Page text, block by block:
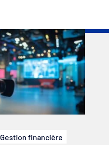
Gestion financière